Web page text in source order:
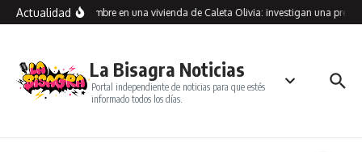
Saltar al contenido
Actualidad
muerto a un hombre en una vivienda de Caleta Olivia: investigan una
La Bisagra Noticias
Portal independiente de noticias para que estés
informado todos los días.